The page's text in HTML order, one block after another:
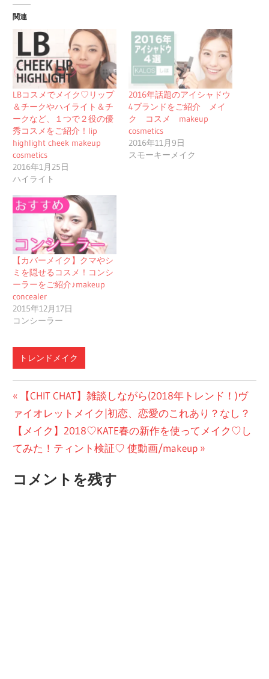
関連
LBコスメでメイク♡リップ
＆チークやハイライト＆チ
ークなど、１つで２役の優
秀コスメをご紹介！lip
highlight cheek makeup
cosmetics
2016年1月25日
ハイライト
2016年話題のアイシャドウ
4ブランドをご紹介 メイ
ク コスメ makeup
cosmetics
2016年11月9日
スモーキーメイク
【カバーメイク】クマやシ
ミを隠せるコスメ！コンシ
ーラーをご紹介♪makeup
concealer
2015年12月17日
コンシーラー
トレンドメイク
投
稿
ナ
ゲ
前
の
投
稿:
【CHIT CHAT】雑談しながら(2018年トレンド！)ヴ
ァイオレットメイク|初恋、恋愛のこれあり？なし？
次
の
稿:
【メイク】2018♡KATE春の新作を使ってメイク♡し
てみた！ティント検証♡ 使動画/makeup
コメントを残す